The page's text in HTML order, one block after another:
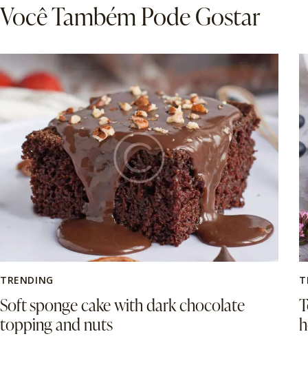
Você Também Pode Gostar
TRENDING
Soft sponge cake with dark chocolate
topping and nuts